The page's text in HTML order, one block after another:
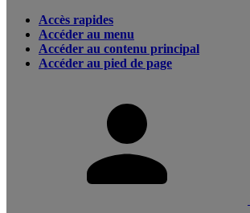
Accès rapides
Accéder au menu
Accéder au contenu principal
Accéder au pied de page